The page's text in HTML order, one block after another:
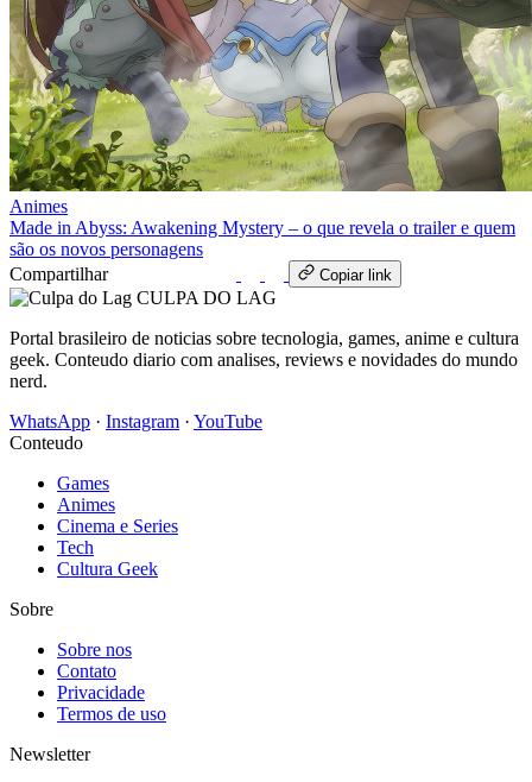
Animes
Made in Abyss: Awakening Mystery – o que revela o trailer e quem
são os novos personagens
Compartilhar
Copiar link
CULPA DO LAG
Portal brasileiro de noticias sobre tecnologia, games, anime e cultura
geek. Conteudo diario com analises, reviews e novidades do mundo
nerd.
WhatsApp · Instagram · YouTube
Conteudo
Games
Animes
Cinema e Series
Tech
Cultura Geek
Sobre
Sobre nos
Contato
Privacidade
Termos de uso
Newsletter